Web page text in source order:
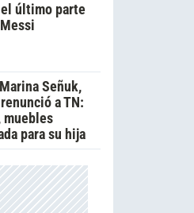
último parte
Señuk,
a TN:
muebles
para su hija